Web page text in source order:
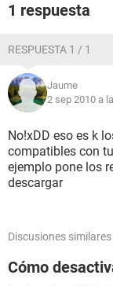
1 respuesta
RESPUESTA 1 / 1
Jaume
2 sep 2010 a
No!xDD eso es k
compatibles con
ejemplo pone los
descargar
Discusiones similares
Cómo